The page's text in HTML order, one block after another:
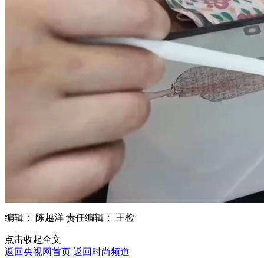
CCTV.节目官网 直播 节目单 栏目
编辑： 陈越洋 责任编辑： 王检
点击收起全文
返回央视网首页 返回时尚频道